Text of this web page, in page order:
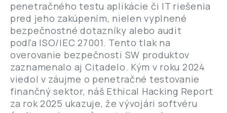
penetračného testu aplikácie či IT riešenia
pred jeho zakúpením, nielen vyplnené
bezpečnostné dotazníky alebo audit
podľa ISO/IEC 27001. Tento tlak na
overovanie bezpečnosti SW produktov
zaznamenalo aj Citadelo. Kým v roku 2024
viedol v záujme o penetračné testovanie
finančný sektor, náš Ethical Hacking Report
za rok 2025 ukazuje, že vývojári softvéru